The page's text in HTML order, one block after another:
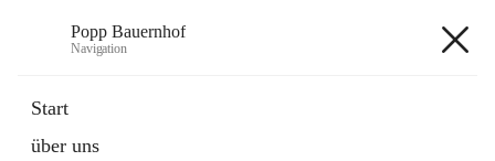
Popp Bauernhof
Navigation
Start
über uns